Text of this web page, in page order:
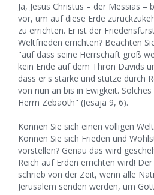
Ja, Jesus Christus – der Messias
vor, um auf diese Erde
zu errichten. Er ist der
Weltfrieden errichten? Beachten
"auf dass seine Herrschaft groß
kein Ende auf dem Thron Davids
dass er's stärke und stütze durch
von nun an bis in Ewigkeit.
Herrn Zebaoth" (Jesaja 9, 6).
Können Sie sich einen völligen
Können Sie sich Frieden und
vorstellen? Genau das wird
Reich auf Erden errichten wird!
schrieb von der Zeit, wenn alle
Jerusalem senden werden, um